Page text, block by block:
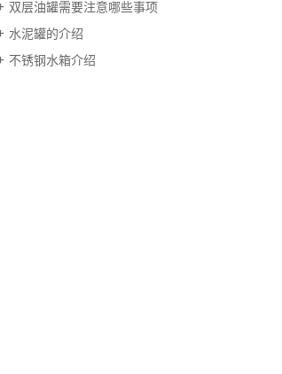
双层油罐需要注意哪些事项
水泥罐的介绍
不锈钢水箱介绍